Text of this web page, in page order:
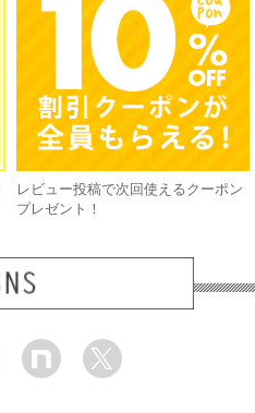
レビュー投稿で次回使えるクーポン
プレゼント！